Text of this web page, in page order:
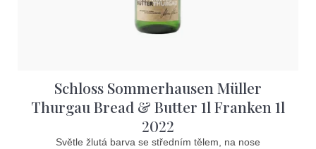
Schloss Sommerhausen Müller
Thurgau Bread & Butter 1l Franken 1l
2022
Světle žlutá barva se středním tělem, na nose